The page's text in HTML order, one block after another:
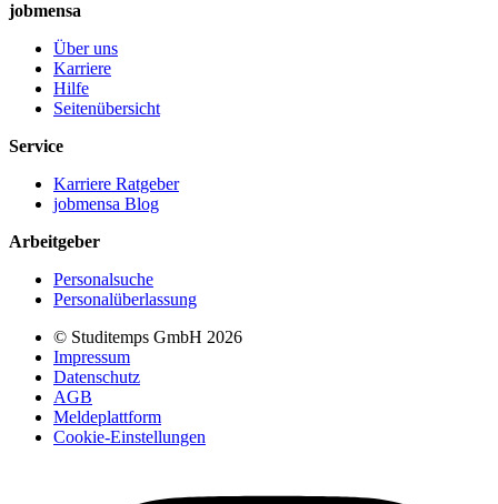
jobmensa
Über uns
Karriere
Hilfe
Seitenübersicht
Service
Karriere Ratgeber
jobmensa Blog
Arbeitgeber
Personalsuche
Personalüberlassung
© Studitemps GmbH 2026
Impressum
Datenschutz
AGB
Meldeplattform
Cookie-Einstellungen